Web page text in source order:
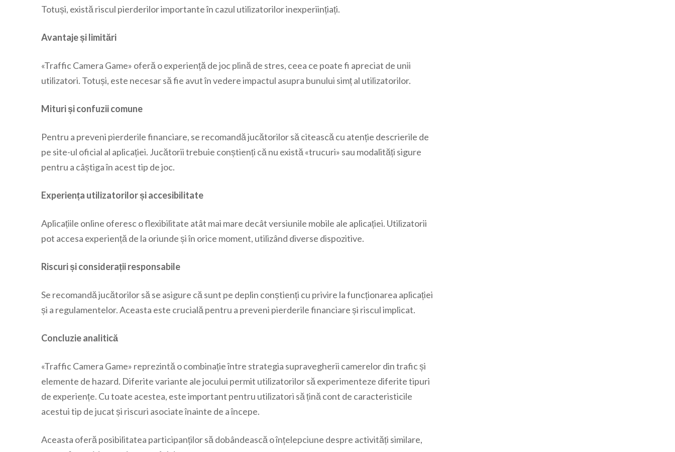
Totuși, există riscul pierderilor importante în cazul utilizatorilor inexperiințiați.
Avantaje și limitări
«Traffic Camera Game» oferă o experiență de joc plină de stres, ceea ce poate fi apreciat de unii
utilizatori. Totuși, este necesar să fie avut în vedere impactul asupra bunului simț al utilizatorilor.
Mituri și confuzii comune
Pentru a preveni pierderile financiare, se recomandă jucătorilor să citească cu atenție descrierile de
pe site-ul oficial al aplicației. Jucătorii trebuie conștienți că nu există «trucuri» sau modalități sigure
pentru a câștiga în acest tip de joc.
Experiența utilizatorilor și accesibilitate
Aplicațiile online oferesc o flexibilitate atât mai mare decât versiunile mobile ale aplicației. Utilizatorii
pot accesa experiență de la oriunde și în orice moment, utilizând diverse dispozitive.
Riscuri și considerații responsabile
Se recomandă jucătorilor să se asigure că sunt pe deplin conștienți cu privire la funcționarea aplicației
și a regulamentelor. Aceasta este crucială pentru a preveni pierderile financiare și riscul implicat.
Concluzie analitică
«Traffic Camera Game» reprezintă o combinație între strategia supravegherii camerelor din trafic și
elemente de hazard. Diferite variante ale jocului permit utilizatorilor să experimenteze diferite tipuri
de experiențe. Cu toate acestea, este important pentru utilizatori să țină cont de caracteristicile
acestui tip de jucat și riscuri asociate înainte de a începe.
Aceasta oferă posibilitatea participanților să dobândească o înțelepciune despre activități similare,